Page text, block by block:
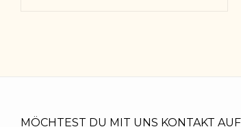
MÖCHTEST DU MIT UNS KONTAKT